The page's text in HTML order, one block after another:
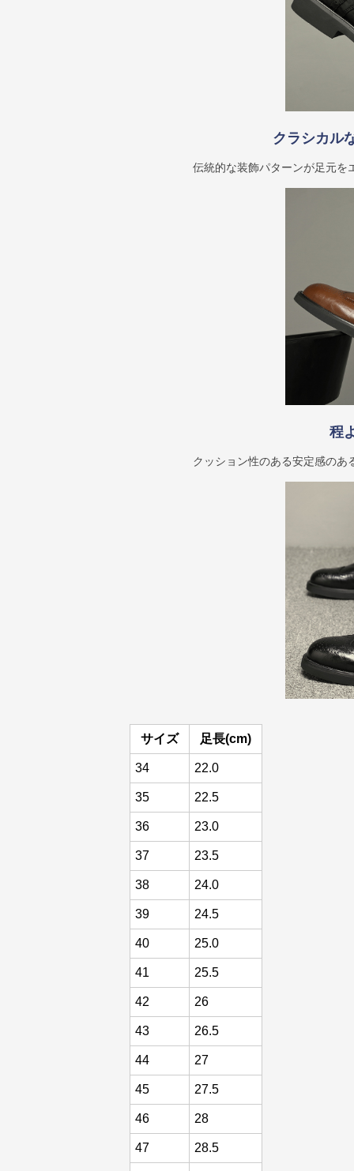
クラシカル
伝統的な装飾パターンが足元を
程
クッション性のある安定感のあ
サイズ 足長(cm)
34 22.0
35 22.5
36 23.0
37 23.5
38 24.0
39 24.5
40 25.0
41 25.5
42 26
43 26.5
44 27
45 27.5
46 28
47 28.5